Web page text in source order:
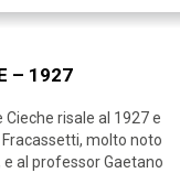
– 1927
risale al 1927 e
molto noto
al professor Gaetano